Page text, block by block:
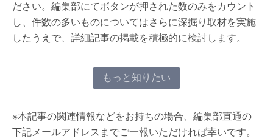
ださい。編集部にてボタンが押された数のみをカウント
し、件数の多いものについてはさらに深掘り取材を実施
したうえで、詳細記事の掲載を積極的に検討します。
もっと知りたい
※本記事の関連情報などをお持ちの場合、編集部直通の
下記メールアドレスまでご一報いただければ幸いです。